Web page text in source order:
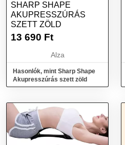
SHARP SHAPE
AKUPRESSZÚRÁS
SZETT ZÖLD
13 690 Ft
Alza
Hasonlók, mint Sharp Shape
Akupresszúrás szett zöld